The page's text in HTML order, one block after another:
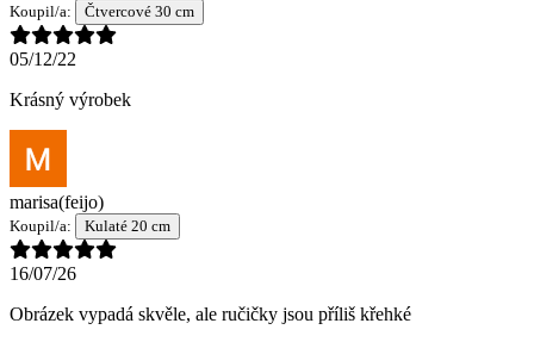
Koupil/a: Čtvercové 30 cm
05/12/22
Krásný výrobek
marisa(feijo)
Koupil/a: Kulaté 20 cm
16/07/26
Obrázek vypadá skvěle, ale ručičky jsou příliš křehké